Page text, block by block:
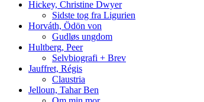
Hickey, Christine Dwyer
Sidste tog fra Ligurien
Horváth, Ödön von
Gudløs ungdom
Hultberg, Peer
Selvbiografi + Brev
Jauffret, Régis
Claustria
Jelloun, Tahar Ben